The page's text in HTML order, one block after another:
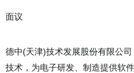
面议
德中(天津)技术发展股份有限公
技术，为电子研发、制造提供软